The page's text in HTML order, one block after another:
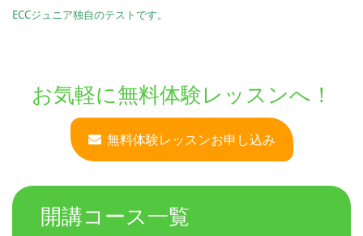
ECCジュニア独自のテストです。
お気軽に無料体験レッスンへ！
無料体験レッスンお申し込み
開講コース一覧